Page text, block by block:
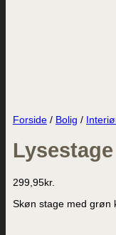
Forside / Bolig /
299,95kr.
Skøn stage med grøn